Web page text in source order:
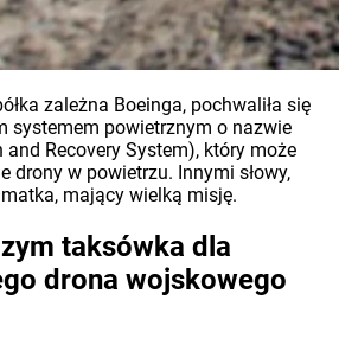
zależna Boeinga, pochwaliła się
systemem powietrznym o nazwie
and Recovery System), który może
drony w powietrzu. Innymi słowy,
mający wielką misję.
taksówka dla
drona wojskowego